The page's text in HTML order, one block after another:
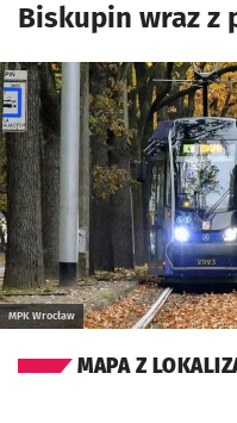
Biskupin wraz z
Kliknij, aby powiększyć
MPK Wrocław
MAPA Z